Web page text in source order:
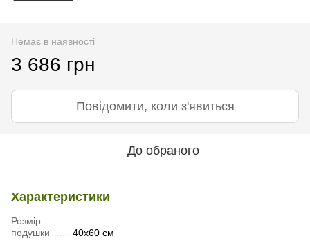
Немає в наявності
3 686 грн
Повідомити, коли з'явиться
До обраного
Характеристики
Розмір
подушки
40х60 см